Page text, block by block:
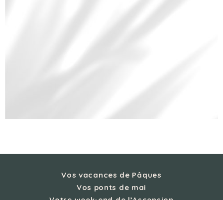
Vos vacances de Pâques
Vos ponts de mai